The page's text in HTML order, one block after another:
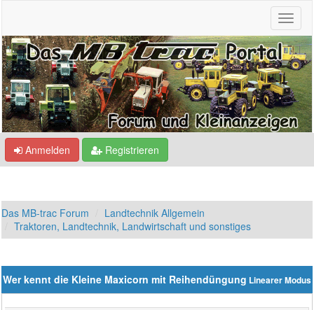
Anmelden Registrieren
Das MB-trac Forum
Landtechnik Allgemein
Traktoren, Landtechnik, Landwirtschaft und sonstiges
Linearer Modus
Wer kennt die Kleine Maxicorn mit Reihendüngung